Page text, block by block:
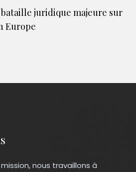
juridique majeure sur
Europe
nous travaillons à